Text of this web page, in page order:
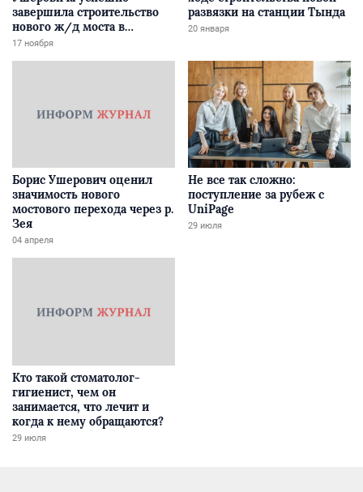
завершила строительство
нового ж/д моста в
Забайкалье
17 ноября
развязки на станции Тында
20 января
Борис Ушерович оценил
значимость нового
мостового перехода через р.
Зея
04 апреля
Не все так сложно:
поступление за рубеж с
UniPage
29 июля
Кто такой стоматолог-
гигиенист, чем он
занимается, что лечит и
когда к нему обращаются?
29 июля